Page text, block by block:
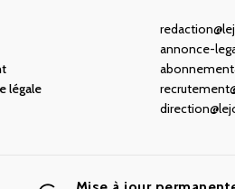
légale
annonce-